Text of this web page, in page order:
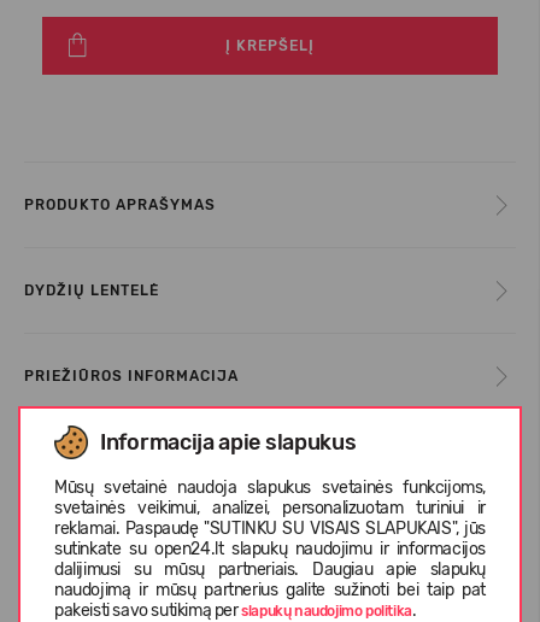
Informacija apie slapukus
Mūsų svetainė naudoja slapukus svetainės funkcijoms,
svetainės veikimui, analizei, personalizuotam turiniui ir
reklamai. Paspaudę "SUTINKU SU VISAIS SLAPUKAIS", jūs
sutinkate su open24.lt slapukų naudojimu ir informacijos
dalijimusi su mūsų partneriais. Daugiau apie slapukų
naudojimą ir mūsų partnerius galite sužinoti bei taip pat
pakeisti savo sutikimą perslapukų naudojimo politika.
Į KREPŠELĮ
PRODUKTO APRAŠYMAS
DYDŽIŲ LENTELĖ
PRIEŽIŪROS INFORMACIJA
APIE ECOALF
KLIENTŲ ATSILIEPIMAI (0)